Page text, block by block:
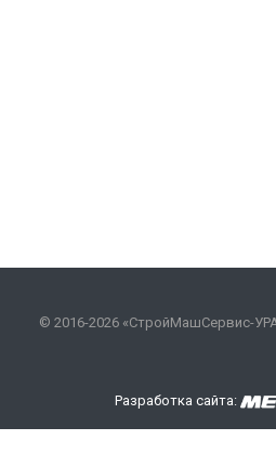
© 2016-2026 «СтройМашСервис-
Разработка сайта: